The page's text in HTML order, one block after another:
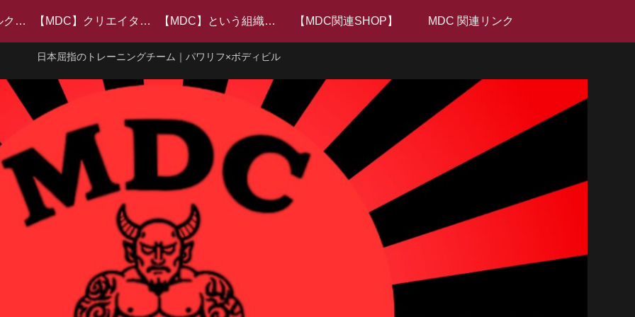
日本屈指のトレーニングチーム｜パワリフ×ボディビル
【MDC】バーベルクラブ 【MDC】クリエイターチーム 【MDC】という組織について 【MDC関連SHOP】 MDC 関連リンク